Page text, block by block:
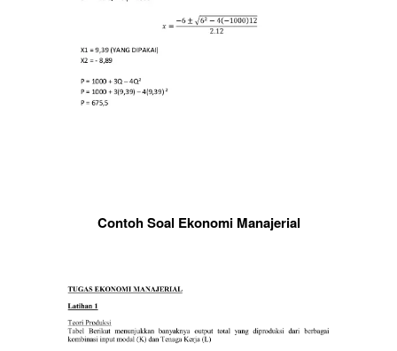
Contoh Soal Ekonomi Manajerial